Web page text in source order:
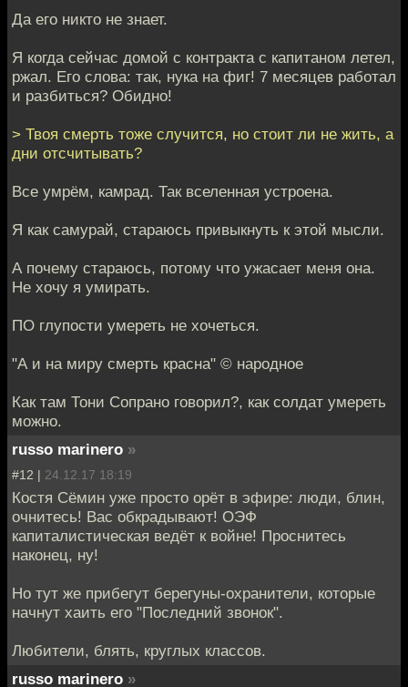
Да его никто не знает.
Я когда сейчас домой с контракта с капитаном летел,
ржал. Его слова: так, нука на фиг! 7 месяцев работал
и разбиться? Обидно!
> Твоя смерть тоже случится, но стоит ли не жить, а
дни отсчитывать?
Все умрём, камрад. Так вселенная устроена.
Я как самурай, стараюсь привыкнуть к этой мысли.
А почему стараюсь, потому что ужасает меня она.
Не хочу я умирать.
ПО глупости умереть не хочеться.
"А и на миру смерть красна" © народное
Как там Тони Сопрано говорил?, как солдат умереть
можно.
russo marinero »
#12 | 24.12.17 18:19
Костя Сёмин уже просто орёт в эфире: люди, блин,
очнитесь! Вас обкрадывают! ОЭФ
капиталистическая ведёт к войне! Проснитесь
наконец, ну!
Но тут же прибегут берегуны-охранители, которые
начнут хаить его "Последний звонок".
Любители, блять, круглых классов.
russo marinero »